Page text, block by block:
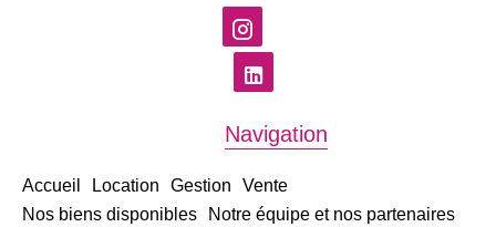
Navigation
Accueil Location Gestion
Vente
Nos biens disponibles
Notre équipe et nos partenaires